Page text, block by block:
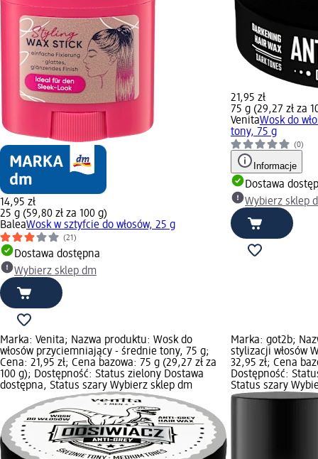
14,95 zł
25 g (59,80 zł za 100 g)
BaleaWosk w sztyfcie do włosów, 25 g
(21)
Dostawa dostępna
Wybierz sklep dm
21,95 zł
75 g (29,27 zł za
VenitaWosk do
tony, 75 g
(0)
Informacje
Dostawa
Wybierz sklep
Marka: Venita; Nazwa produktu: Wosk do
włosów przyciemniający - średnie tony, 75 g;
Cena: 21,95 zł; Cena bazowa: 75 g (29,27 zł za
100 g); Dostępność: Status zielony Dostawa
dostępna, Status szary Wybierz sklep dm
Marka: got2b;
stylizacji włosów
32,95 zł; Cena
Dostępność:
Status szary